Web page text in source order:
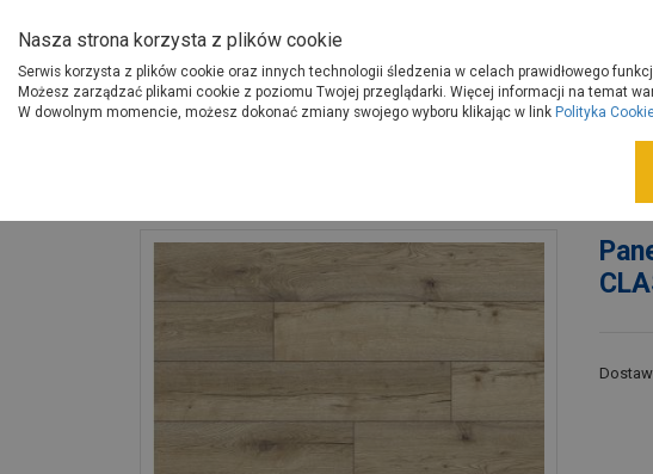
Produkty
O Grupie PSB
Gdzie kupisz
Nasza strona korzysta z plików cookie
Serwis korzysta z plików cookie oraz innych technologii śledzenia w celach prawidłowego
Możesz zarządzać plikami cookie z poziomu Twojej przeglądarki. Więcej informacji na temat
W dowolnym momencie, możesz dokonać zmiany swojego wyboru klikając w link Polityka